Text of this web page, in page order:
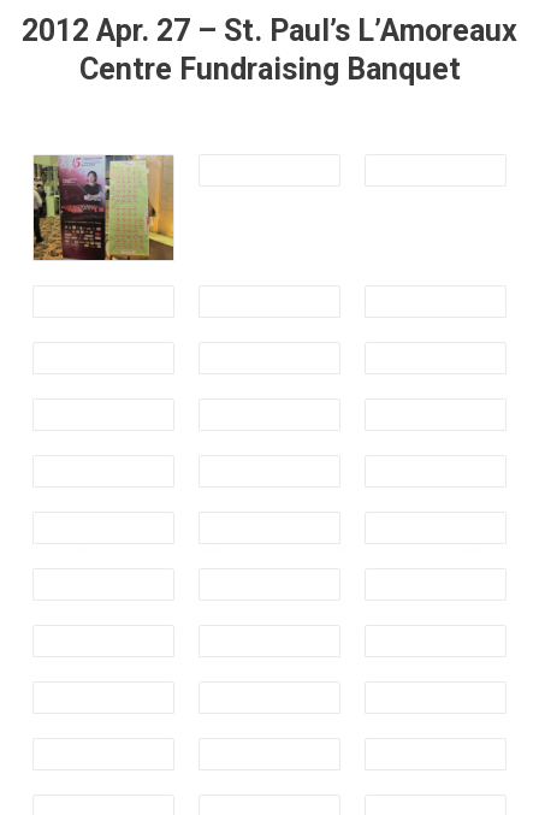
2012 Apr. 27 – St. Paul’s L’Amoreaux
Centre Fundraising Banquet